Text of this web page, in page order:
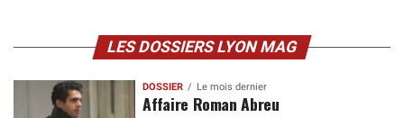
LES DOSSIERS LYON MAG
DOSSIER Le mois dernier
Affaire Roman Abreu